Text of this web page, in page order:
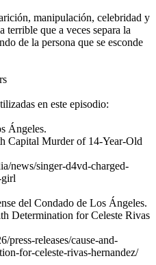
manipulación, celebridad y
terrible que a veces separa la
de la persona que se esconde
en este episodio:
Ángeles.
Capital Murder of 14-Year-Old
news/singer-d4vd-charged-
girl
del Condado de Los Ángeles.
Determination for Celeste Rivas
press-releases/cause-and-
for-celeste-rivas-hernandez/